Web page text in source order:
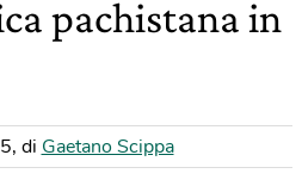
pachistana in
, di Gaetano Scippa